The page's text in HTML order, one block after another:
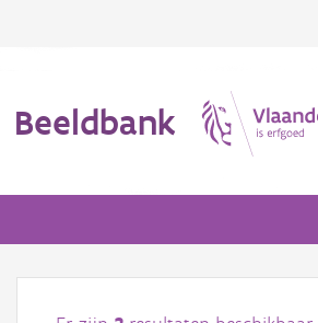
Beeldbank
Afbeeldingen